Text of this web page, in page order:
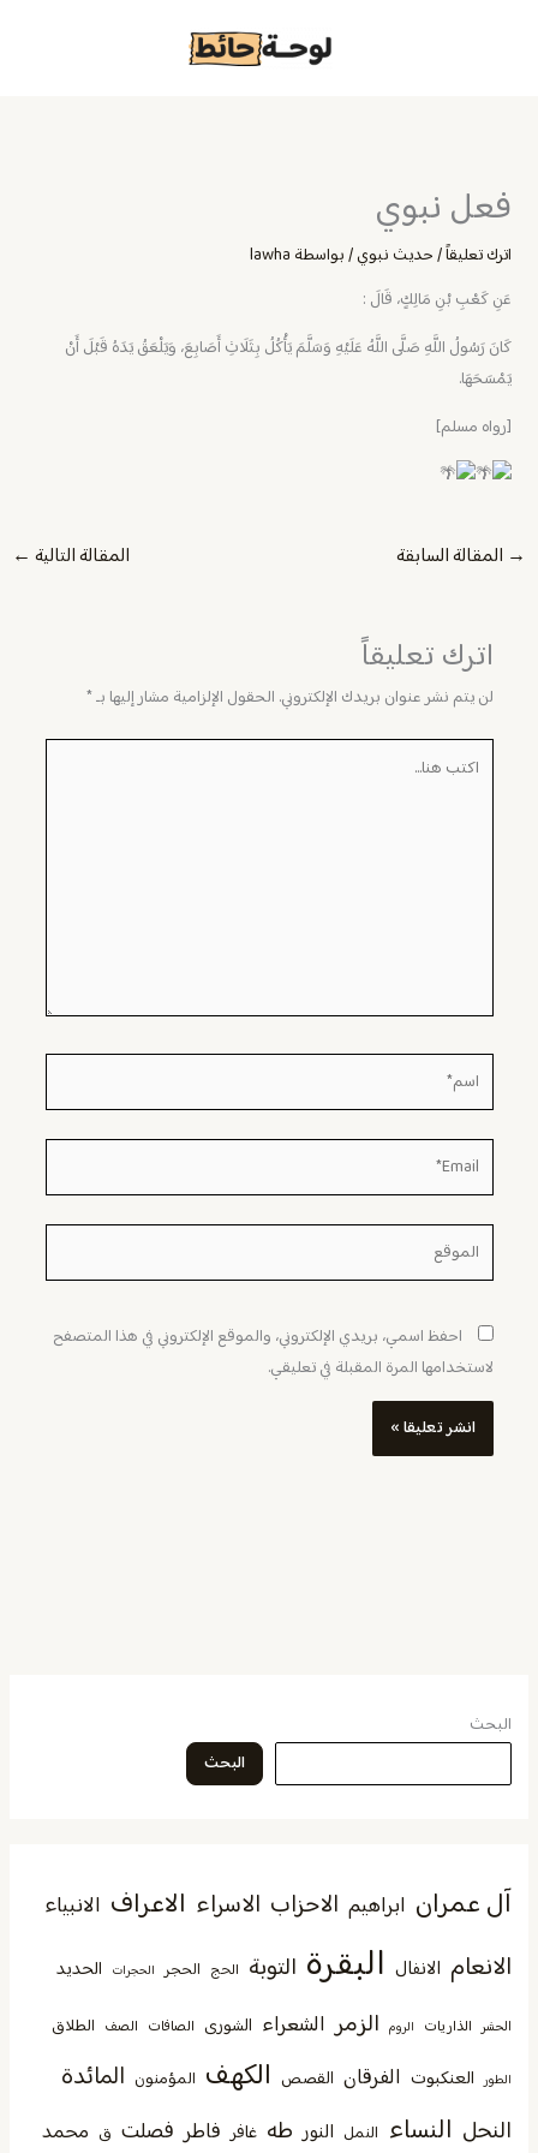
فعل نبوي
اترك تعليقاً/حديث نبوي/ بواسطة lawha
عَنِ كَعْبِ بْنِ مَالِكٍ، قَالَ :
كَانَ رَسُولُ اللَّهِ صَلَّى اللَّهُ عَلَيْهِ وَسَلَّمَ يَأْكُلُ بِثَلَاثِ أَصَابِعَ، وَيَلْعَقُ يَدَهُ قَبْلَ أَنْ
يَمْسَحَهَا.
[رواه مسلم]
→ المقالة السابقة المقالة التالية ←
اترك تعليقاً
لن يتم نشر عنوان بريدك الإلكتروني. الحقول الإلزامية مشار إليها بـ*
اسم*
Email*
الموقع
احفظ اسمي، بريدي الإلكتروني، والموقع الإلكتروني في هذا المتصفح
لاستخدامها المرة المقبلة في تعليقي.
البحث
البحث
آل عمران ابراهيم الاحزاب الاسراء الاعراف الانبياء
الانعام الانفال البقرة التوبة الحج الحجر الحجرات الحديد
الحشر الذاريات الروم الزمر الشعراء الشورى الصافات الصف الطلاق
الطور العنكبوت الفرقان القصص الكهف المؤمنون المائدة
النحل النساء النمل النور طه غافر فاطر فصلت ق محمد